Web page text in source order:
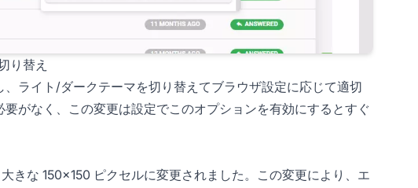
り替え
ライト/ダークテーマを切り替えてブラウザ設定に応じて適切
がなく、この変更は設定でこのオプションを有効にするとすぐ
きな 150×150 ピクセルに変更されました。この変更により、エ